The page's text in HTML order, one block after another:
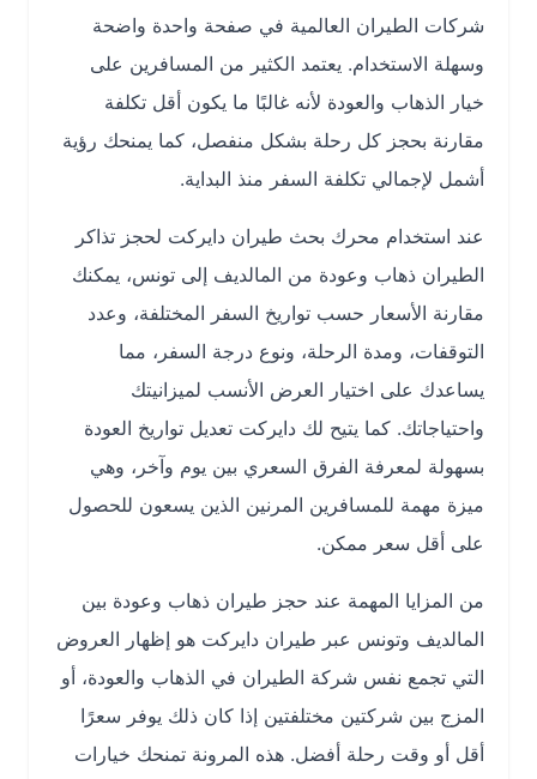
شركات الطيران العالمية في صفحة واحدة واضحة
وسهلة الاستخدام. يعتمد الكثير من المسافرين على
خيار الذهاب والعودة لأنه غالبًا ما يكون أقل تكلفة
مقارنة بحجز كل رحلة بشكل منفصل، كما يمنحك رؤية
أشمل لإجمالي تكلفة السفر منذ البداية.
عند استخدام محرك بحث طيران دايركت لحجز تذاكر
الطيران ذهاب وعودة من المالديف إلى تونس، يمكنك
مقارنة الأسعار حسب تواريخ السفر المختلفة، وعدد
التوقفات، ومدة الرحلة، ونوع درجة السفر، مما
يساعدك على اختيار العرض الأنسب لميزانيتك
واحتياجاتك. كما يتيح لك دايركت تعديل تواريخ العودة
بسهولة لمعرفة الفرق السعري بين يوم وآخر، وهي
ميزة مهمة للمسافرين المرنين الذين يسعون للحصول
على أقل سعر ممكن.
من المزايا المهمة عند حجز طيران ذهاب وعودة بين
المالديف وتونس عبر طيران دايركت هو إظهار العروض
التي تجمع نفس شركة الطيران في الذهاب والعودة، أو
المزج بين شركتين مختلفتين إذا كان ذلك يوفر سعرًا
أقل أو وقت رحلة أفضل. هذه المرونة تمنحك خيارات